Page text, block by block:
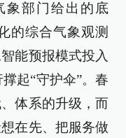
象部门给出的底
的综合气象观测
能预报模式投入
起“守护伞”。春
体系的升级，而
在先、把服务做